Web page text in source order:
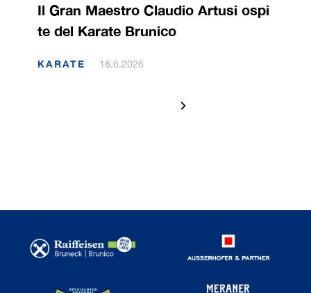
Il Gran Maestro Claudio Artusi ospi
te del Karate Brunico
KARATE 18.6.2026